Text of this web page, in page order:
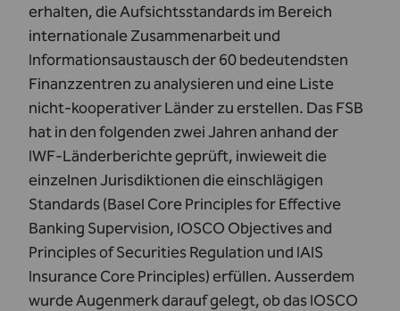
erhalten, die Aufsichtsstandards im Bereich
internationale Zusammenarbeit und
Informationsaustausch der 60 bedeutendsten
Finanzzentren zu analysieren und eine Liste
nicht-kooperativer Länder zu erstellen. Das FSB
hat in den folgenden zwei Jahren anhand der
IWF-Länderberichte geprüft, inwieweit die
einzelnen Jurisdiktionen die einschlägigen
Standards (Basel Core Principles for Effective
Banking Supervision, IOSCO Objectives and
Principles of Securities Regulation und IAIS
Insurance Core Principles) erfüllen. Ausserdem
wurde Augenmerk darauf gelegt, ob das IOSCO